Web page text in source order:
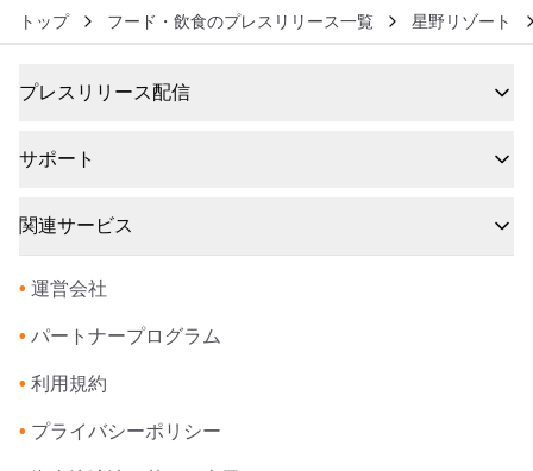
トップ フード・飲食のプレスリリース一覧 星野リゾート
プレスリリース配信
サポート
関連サービス
• 運営会社
• パートナープログラム
• 利用規約
• プライバシーポリシー